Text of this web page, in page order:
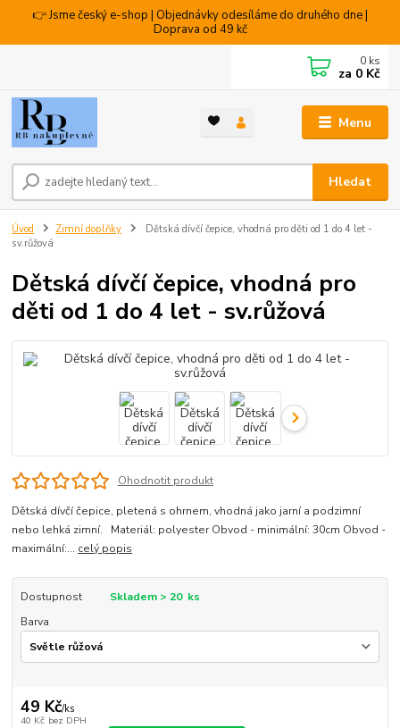
👉 Jsme český e-shop | Objednávky odesíláme do druhého dne |
Doprava od 49 kč
Menu
Hledat
0 ks
za 0 Kč
Úvod Zimní doplňky
Dětská dívčí čepice, vhodná pro děti od 1 do 4 let -
sv.růžová
Dětská dívčí čepice, vhodná pro
děti od 1 do 4 let - sv.růžová
Ohodnotit produkt
Dětská dívčí čepice, pletená s ohrnem, vhodná jako jarní a podzimní
nebo lehká zimní. Materiál: polyester Obvod - minimální: 30cm Obvod -
maximální:... celý popis
Dostupnost
Skladem > 20 ks
Barva
49 Kč/ks
40 Kč bez DPH